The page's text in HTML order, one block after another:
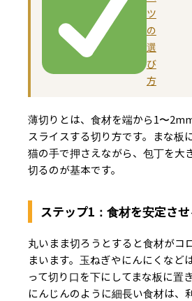
ツ
の
選
び
方
薄切りとは、食材を端から1〜
スライスする切り方です。まな板
猫の手で押さえながら、包丁を大
切るのが基本です。
ステップ1：食材を安定さ
丸いまま切ろうとすると食材がコ
まいます。玉ねぎやにんにくなど
って切り口を下にしてまな板に置
にんじんのように細長い食材は、